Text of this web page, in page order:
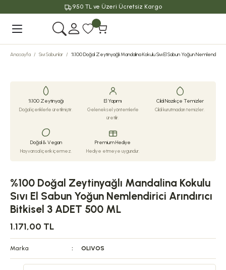
950 TL ve Üzeri Ücretsiz Kargo
Geri Dön
Anasayfa Sıvı Sabunlar %100 Doğal Zeytinyağlı Mandalina Kokulu Sıvı El Sabun Yoğun Nemlendirici
%100 Zeytinyağı
Doğal içeriklerle üretilmiştir.
El Yapımı
Geleneksel yöntemlerle
üretilir.
Cildi Nazikçe Temizler
Cildi kurutmadan temizler.
Doğal & Vegan
Hayvansal içerik içermez.
Premium Hediye
Hediye etmeye uygundur.
%100 Doğal Zeytinyağlı Mandalina Kokulu
Sıvı El Sabun Yoğun Nemlendirici Arındırıcı
Bitkisel 3 ADET 500 ML
1.171,00 TL
Marka OLIVOS